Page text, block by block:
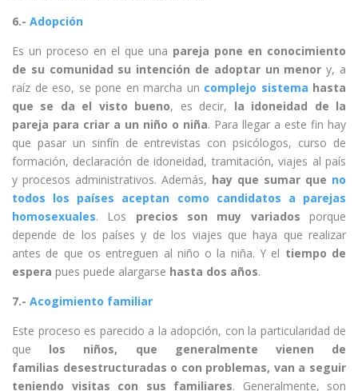
6.- Adopción
Es un proceso en el que una pareja pone en conocimiento
de su comunidad su intención de adoptar un menor y, a
raíz de eso, se pone en marcha un complejo sistema hasta
que se da el visto bueno, es decir, la idoneidad de la
pareja para criar a un niño o niña. Para llegar a este fin hay
que pasar un sinfín de entrevistas con psicólogos, curso de
formación, declaración de idoneidad, tramitación, viajes al país
y procesos administrativos. Además, hay que sumar que no
todos los países aceptan como candidatos a parejas
homosexuales. Los precios son muy variados porque
depende de los países y de los viajes que haya que realizar
antes de que os entreguen al niño o la niña. Y el tiempo de
espera pues puede alargarse hasta dos años.
7.- Acogimiento familiar
Este proceso es parecido a la adopción, con la particularidad de
que los niños, que generalmente vienen de
familias desestructuradas o con problemas, van a seguir
teniendo visitas con sus familiares. Generalmente, son